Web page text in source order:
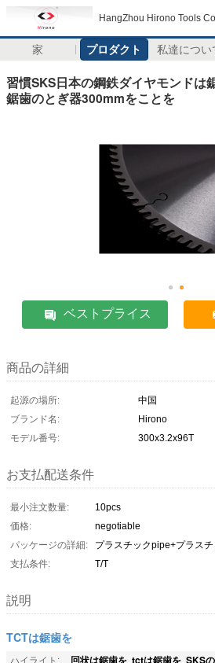
HangZhou Hirono Tools
家 プロダクト 私達につい
習慣SKS日本の鋼鉄ダイヤモンドは
鋸歯のとぎ器300mmをことを
ベストプライス
商品の詳細
起源の場所:
中国
ブランド名:
Hirono
モデル番号:
300x3.2x96T
お支払配送条件
最小注文数量:
10pcs
価格:
negotiable
パッケージの詳細:
プラスチックpipe+プラス
支払条件:
T/T
説明
TCTは鋸歯を
ハイライト: 回状は鋸歯を, tctは鋸歯を, SKS